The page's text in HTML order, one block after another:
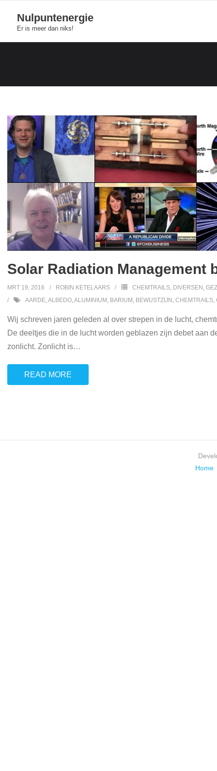
content
Nulpuntenergie
Er is meer dan niks!
Solar Radiation Management
MRT 19, 2016 ROBIN KETELAARS CHEMTRAILS, DIVERSEN ,
AARDE,ALBEDO,ALUMINIUM , BARIUM , BEWUSTZIJN , CHEMTRAILS,
Wij schreven jaren geleden al over strepen in de lucht,
De deeltjes die in de lucht worden geblazen zijn debet aan
zonlicht. Zonlicht is…
READ MORE
Home